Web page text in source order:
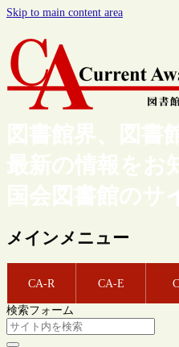
Skip to main content area
図書館界、図書
最新の情報をお
国会図書館のサ
メインメニュー
CA-R CA-E
検索フォーム